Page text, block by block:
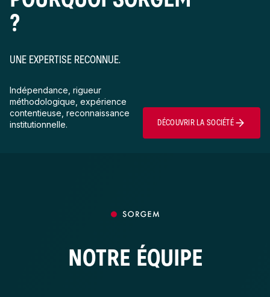
?
UNE EXPERTISE RECONNUE.
Indépendance, rigueur
méthodologique, expérience
contentieuse, reconnaissance
institutionnelle.
DÉCOUVRIR LA SOCIÉTÉ
NOTRE ÉQUIPE